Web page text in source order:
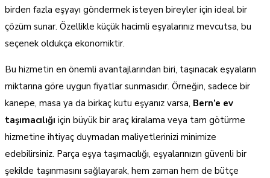
birden fazla eşyayı göndermek isteyen bireyler için ideal bir
çözüm sunar. Özellikle küçük hacimli eşyalarınız mevcutsa, bu
seçenek oldukça ekonomiktir.
Bu hizmetin en önemli avantajlarından biri, taşınacak eşyaların
miktarına göre uygun fiyatlar sunmasıdır. Örneğin, sadece bir
kanepe, masa ya da birkaç kutu eşyanız varsa, Bern’e ev
taşımacılığı için büyük bir araç kiralama veya tam götürme
hizmetine ihtiyaç duymadan maliyetlerinizi minimize
edebilirsiniz. Parça eşya taşımacılığı, eşyalarınızın güvenli bir
şekilde taşınmasını sağlayarak, hem zaman hem de bütçe